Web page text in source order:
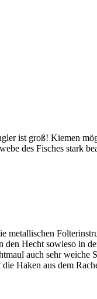
ist groß! Kiemen
des Fisches stark
metallischen
den Hecht sowieso in
auch sehr weiche
Haken aus dem